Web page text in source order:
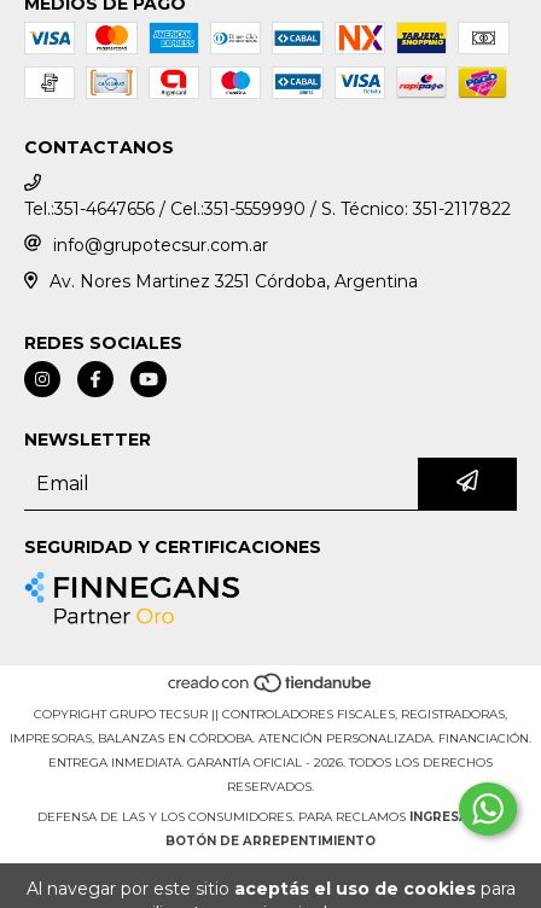
Al navegar por este sitio aceptás el uso de cookiespara
CONTACTANOS
Tel.:351-4647656 / Cel.:351-5559990 / S. Técnico: 351-2117822
info@grupotecsur.com.ar
Av. Nores Martinez 3251 Córdoba, Argentina
REDES SOCIALES
NEWSLETTER
SEGURIDAD Y CERTIFICACIONES
COPYRIGHT GRUPO TECSUR || CONTROLADORES FISCALES, REGISTRADORAS,
IMPRESORAS, BALANZAS EN CÓRDOBA. ATENCIÓN PERSONALIZADA. FINANCIACIÓN.
ENTREGA INMEDIATA. GARANTÍA OFICIAL - 2026. TODOS LOS DERECHOS
RESERVADOS.
DEFENSA DE LAS Y LOS CONSUMIDORES. PARA RECLAMOS INGRESÁ ACÁ.
BOTÓN DE ARREPENTIMIENTO